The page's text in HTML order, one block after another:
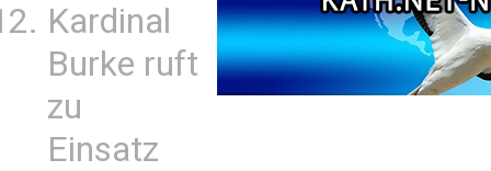
Kardinal
Burke ruft
zu
Einsatz